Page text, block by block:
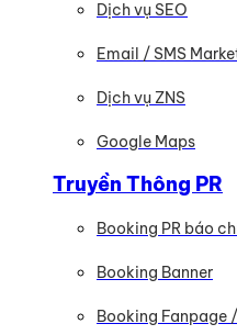
Dịch vụ SEO
Email / SMS
Dịch vụ ZNS
Google Maps
Truyền Thông PR
Booking PR báo
Booking Banner
Booking Fanpage